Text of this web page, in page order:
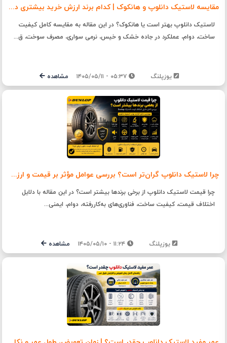
مقایسه لاستیک دانلوپ و هانکوک | کدام برند ارزش خرید بیشتری دارد؟
لاستیک دانلوپ بهتر است یا هانکوک؟ در این مقاله به مقایسه کامل کیفیت
ساخت، دوام، عملکرد در جاده خشک و خیس، نرمی سواری، مصرف سوخت، ق...
یوزپلنگ مشاهده
چرا لاستیک دانلوپ گران‌تر است؟ بررسی عوامل مؤثر بر قیمت و ارزش خرید لاستیک Dunlop
چرا قیمت لاستیک دانلوپ از برخی برندها بیشتر است؟ در این مقاله با دلایل
اختلاف قیمت، کیفیت ساخت، فناوری‌های به‌کاررفته، دوام، ایمنی...
یوزپلنگ مشاهده